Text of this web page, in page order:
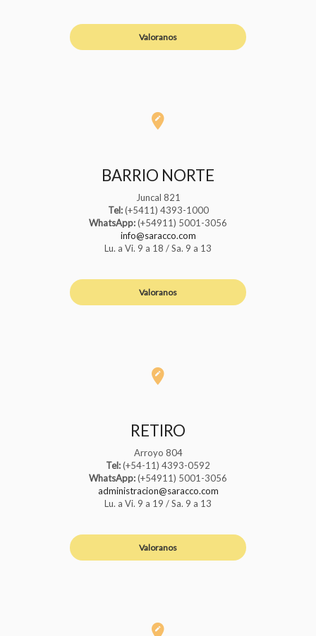
Valoranos
BARRIO NORTE
Juncal 821
Tel:(+5411) 4393-1000
WhatsApp:(+54911) 5001-3056
info@saracco.com
Lu. a Vi. 9 a 18 / Sa. 9 a 13
Valoranos
RETIRO
Arroyo 804
Tel:(+54-11) 4393-0592
WhatsApp:(+54911) 5001-3056
administracion@saracco.com
Lu. a Vi. 9 a 19 / Sa. 9 a 13
Valoranos